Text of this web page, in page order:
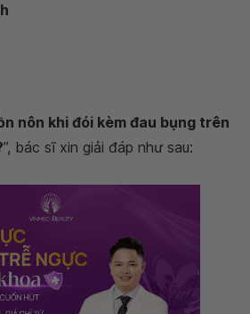
nôn khi đói kèm đau bụng trên
”, bác sĩ xin giải đáp như sau: